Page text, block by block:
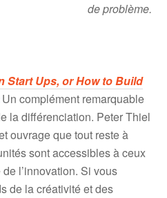
de problème.
Start Ups, or How to Build
Un complément remarquable
la différenciation. Peter Thiel
ouvrage que tout reste à
sont accessibles à ceux
l’innovation. Si vous
de la créativité et des